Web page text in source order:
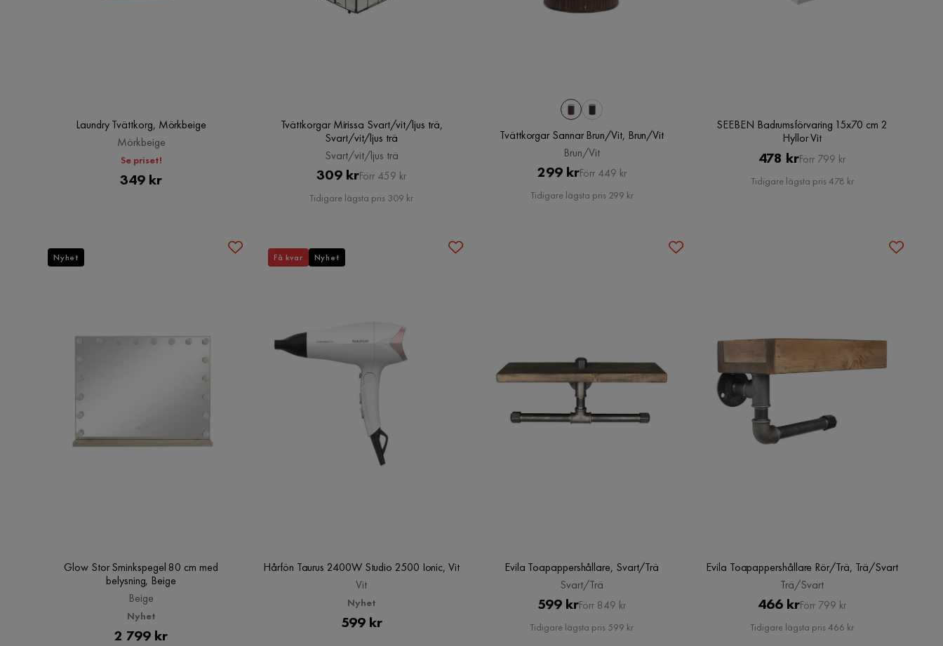
Laundry Tvättkorg, Mörkbeige
Mörkbeige
Se priset!
Pris
349 kr
Tvättkorgar Mirissa Svart/vit/ljus trä,
Svart/vit/ljus trä
Svart/vit/ljus trä
Pris
309 krOriginal
Pris
Förr 459 kr
Tidigare lägsta pris 309 kr
Tvättkorgar Sannar Brun/Vit, Brun/Vit
Brun/Vit
Pris
299 krOriginal
Pris
Förr 449 kr
Tidigare lägsta pris 299 kr
SEEBEN Badrumsförvaring 15x70 cm 2
Hyllor Vit
Pris
478 krOriginal
Pris
Förr 799 kr
Tidigare lägsta pris 478 kr
Glow Stor Sminkspegel 80 cm med
belysning, Beige
Beige
Nyhet
Pris
2 799 kr
Nyhet
Hårfön Taurus 2400W Studio 2500 Ionic, Vit
Vit
Nyhet
Pris
599 kr
Få kvar Nyhet
Evila Toapappershållare, Svart/Trä
Svart/Trä
Pris
599 krOriginal
Pris
Förr 849 kr
Tidigare lägsta pris 599 kr
Evila Toapappershållare Rör/Trä, Trä/Svart
Trä/Svart
Pris
466 krOriginal
Pris
Förr 799 kr
Tidigare lägsta pris 466 kr